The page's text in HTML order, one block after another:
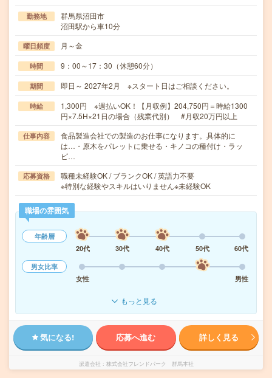
勤務地
群馬県沼田市
沼田駅から車10分
曜日頻度 月～金
時間 9：00～17：30（休憩60分）
期間 即日～ 2027年2月 ※スタート日はご相談ください。
時給
1,300円 ※週払いOK！【月収例】204,750円＝時給1300
円×7.5H×21日の場合（残業代別） #月収20万円以上
仕事内容
食品製造会社での製造のお仕事になります。具体的に
は…・原木をパレットに乗せる・キノコの種付け・ラッ
ピ…
応募資格
職種未経験OK / ブランクOK / 英語力不要
※特別な経験やスキルはいりません※未経験OK
職場の雰囲気
年齢層
20代
30代 40代 50代
60代
男女比率
女性
男性
もっと見る
気になる! 応募へ進む 詳しく見る
派遣会社 株式会社フレンドパーク 群馬本社